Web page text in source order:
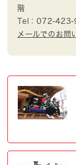
階
Tel：072-423-
メールでのお問